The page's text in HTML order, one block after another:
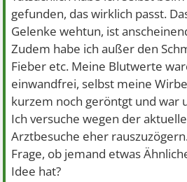
gefunden, das wirklich passt.
Gelenke wehtun, ist
Zudem habe ich außer den
Fieber etc. Meine Blutwerte
einwandfrei, selbst meine
kurzem noch geröntgt und war
Ich versuche wegen der
Arztbesuche eher
Frage, ob jemand etwas
Idee hat?